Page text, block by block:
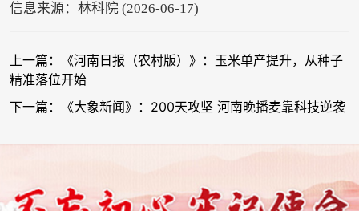
信息来源：林科院 (2026-06-17)
上一篇：《河南日报（农村版）》：玉米单产提升，从种子
精准落位开始
下一篇：《大象新闻》：200天攻坚 河南晚播麦靠科技逆袭